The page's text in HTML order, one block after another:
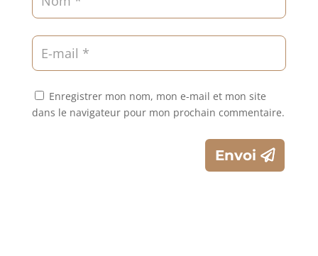
Enregistrer mon nom, mon e-mail et mon site
dans le navigateur pour mon prochain commentaire.
Envoi